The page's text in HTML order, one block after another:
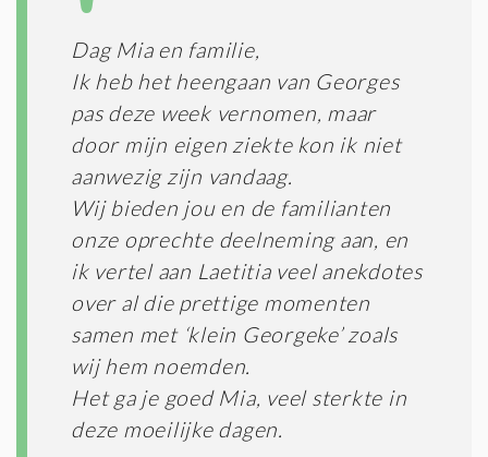
Dag Mia en familie,
Ik heb het heengaan van Georges
pas deze week vernomen, maar
door mijn eigen ziekte kon ik niet
aanwezig zijn vandaag.
Wij bieden jou en de familianten
onze oprechte deelneming aan, en
ik vertel aan Laetitia veel anekdotes
over al die prettige momenten
samen met ‘klein Georgeke’ zoals
wij hem noemden.
Het ga je goed Mia, veel sterkte in
deze moeilijke dagen.